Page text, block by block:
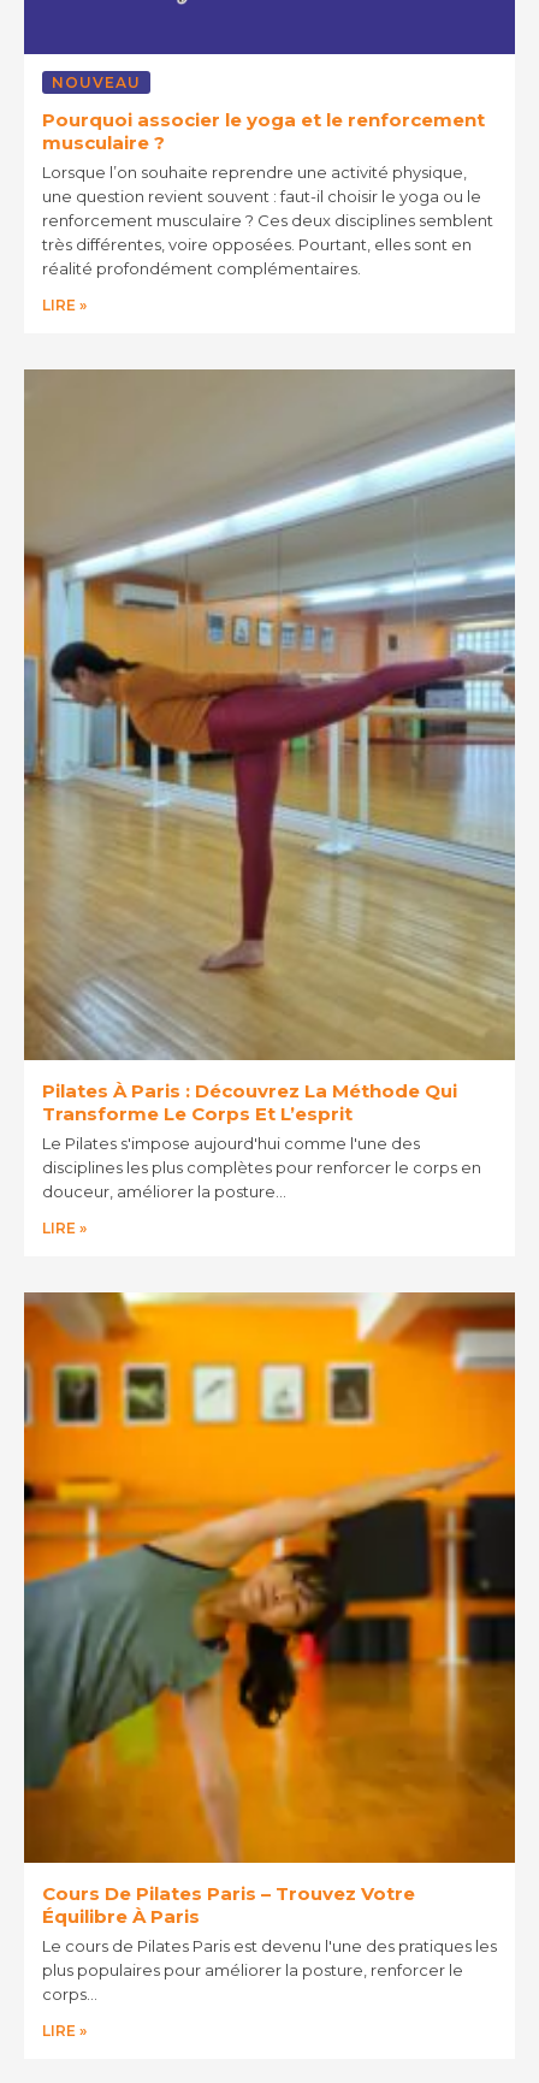
NOUVEAU
Pourquoi associer le yoga et le renforcement
musculaire ?
Lorsque l’on souhaite reprendre une activité physique,
une question revient souvent : faut-il choisir le yoga ou le
renforcement musculaire ? Ces deux disciplines semblent
très différentes, voire opposées. Pourtant, elles sont en
réalité profondément complémentaires.
LIRE »
Pilates À Paris : Découvrez La Méthode Qui
Transforme Le Corps Et L’esprit
Le Pilates s'impose aujourd'hui comme l'une des
disciplines les plus complètes pour renforcer le corps en
douceur, améliorer la posture…
LIRE »
Cours De Pilates Paris – Trouvez Votre
Équilibre À Paris
Le cours de Pilates Paris est devenu l'une des pratiques les
plus populaires pour améliorer la posture, renforcer le
corps…
LIRE »